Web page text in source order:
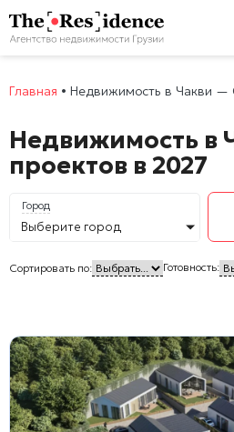
Главная • Недвижимость в Чакви —
Недвижимость в
проектов в 2027
Город
Выберите город
Сортировать по: Готовность: